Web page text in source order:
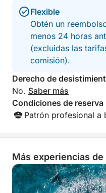
Flexible
Obtén un
menos 24 horas
(excluidas las
comisión).
Derecho de
No. Saber más
Condiciones de reserva
Patrón profesional a
Más experiencias